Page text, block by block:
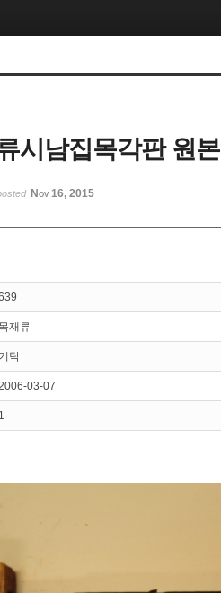
시남집목각판 원본
Nov 16, 2015
목재류
기탁
03-07
1